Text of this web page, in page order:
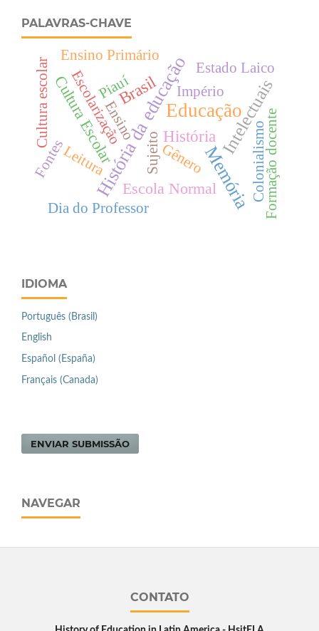
PALAVRAS-CHAVE
Educação
História da educaçãoMemória
Intelectuais
História
Brasil
Cultura Escolar
Escola Normal
Império
Gênero
Escolarização
Cultura escolar
Dia do Professor Formação docente
Leitura Sujeito
Fontes Colonialismo
Piauí
Ensino Primário
Ensino
Estado Laico
IDIOMA
Português (Brasil)
English
Español (España)
Français (Canada)
ENVIAR SUBMISSÃO
NAVEGAR
CONTATO